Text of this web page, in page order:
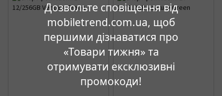
Дозвольте сповіщення від
mobiletrend.com.ua, щоб
першими дізнаватися про
«Товари тижня» та
отримувати ексклюзивні
промокоди!